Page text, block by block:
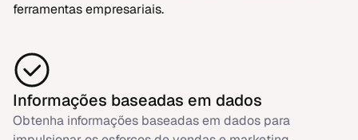
ferramentas empresariais.
Informações baseadas em dados
Obtenha informações baseadas em dados para